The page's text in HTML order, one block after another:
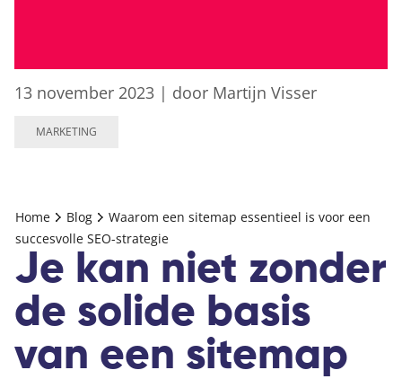
13 november 2023 | door Martijn Visser
MARKETING
Home Blog
Waarom een sitemap essentieel is voor een
succesvolle SEO-strategie
Je kan niet zonder
de solide basis
van een sitemap